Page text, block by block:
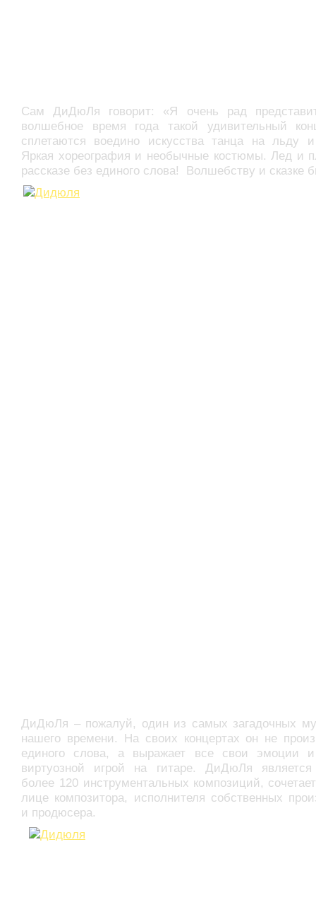
Сам ДиДюЛя говорит: «Я очень рад
волшебное время года такой удивительный
сплетаются воедино искусства танца на льду
Яркая хореография и необычные костюмы. Лед и
рассказе без единого слова! Волшебству и сказке
ДиДюЛя – пожалуй, один из самых загадочных
нашего времени. На своих концертах он не
единого слова, а выражает все свои эмоции и
виртуозной игрой на гитаре. ДиДюЛя является
более 120 инструментальных композиций,
лице композитора, исполнителя собственных
и продюсера.